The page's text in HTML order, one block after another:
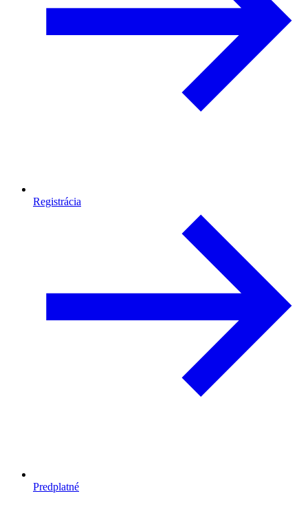
Registrácia
Predplatné